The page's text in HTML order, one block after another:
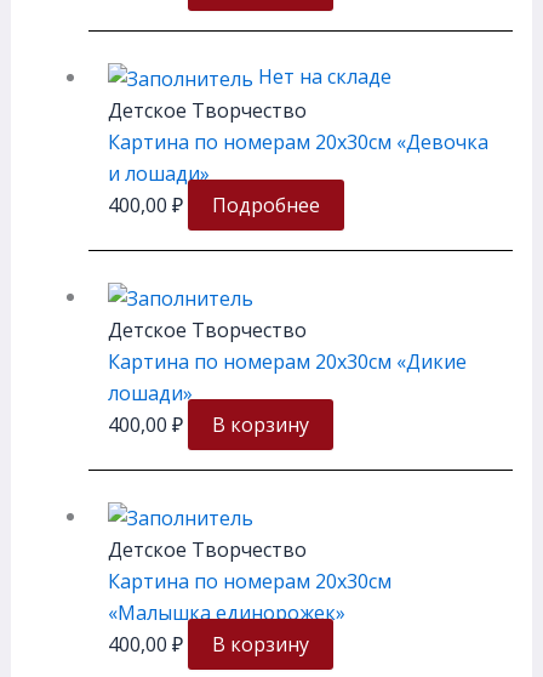
Нет на складе
Детское Творчество
Картина по номерам 20х30см «Девочка
и лошади»
400,00 ₽ Подробнее
Детское Творчество
Картина по номерам 20х30см «Дикие
лошади»
400,00 ₽ В корзину
Детское Творчество
Картина по номерам 20х30см
«Малышка единорожек»
400,00 ₽ В корзину